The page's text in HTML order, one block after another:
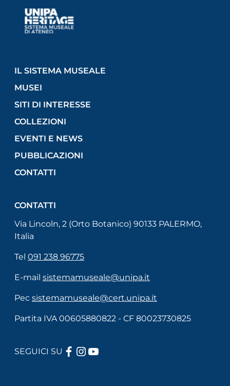
IL SISTEMA MUSEALE
MUSEI
SITI DI INTERESSE
COLLEZIONI
EVENTI E NEWS
PUBBLICAZIONI
CONTATTI
CONTATTI
Via Lincoln, 2 (Orto Botanico) 90133 PALERMO,
Italia
Tel 091 238 96775
E-mail sistemamuseale@unipa.it
Pec sistemamuseale@cert.unipa.it
Partita IVA 00605880822 - CF 80023730825
SEGUICI SU FACEBOOK
INSTAGRAM